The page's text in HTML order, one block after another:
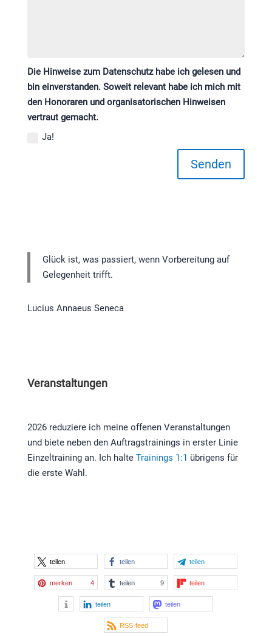
Die Hinweise zum Datenschutz habe ich gelesen und
bin einverstanden. Soweit relevant habe ich mich mit
den Honoraren und organisatorischen Hinweisen
vertraut gemacht.
Ja!
Senden
Glück ist, was passiert, wenn Vorbereitung auf
Gelegenheit trifft.
Lucius Annaeus Seneca
Veranstaltungen
2026 reduziere ich meine offenen Veranstaltungen
und biete neben den Auftragstrainings in erster Linie
Einzeltraining an. Ich halte Trainings 1:1 übrigens für
die erste Wahl.
teilen teilen teilen
merken 4 teilen 9 teilen
teilen teilen
RSS-feed